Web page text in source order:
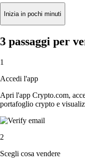
Inizia in pochi minuti
3 passaggi per
1
Accedi l'app
Apri l'app Crypto.com,
portafoglio crypto e
2
Scegli cosa vendere